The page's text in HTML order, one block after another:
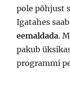
pole põhjust
Igatahes
eemaldada.
pakub
programmi